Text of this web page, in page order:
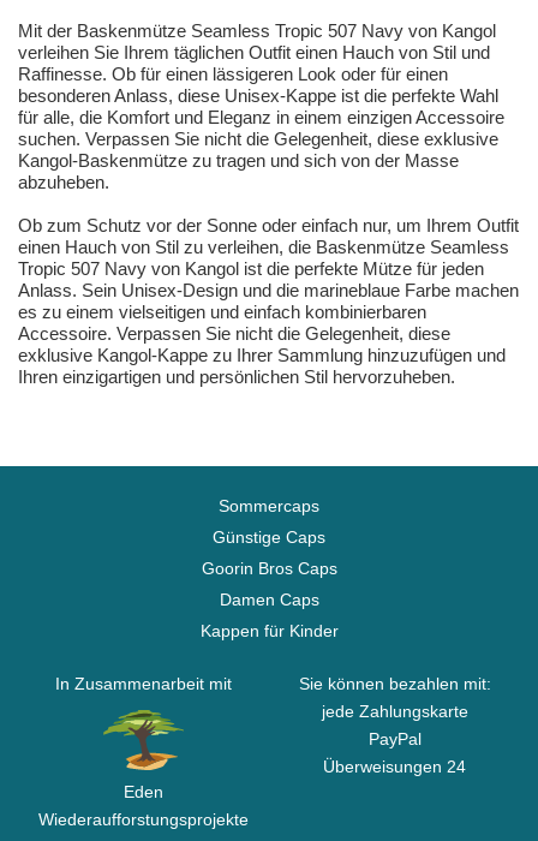
Mit der Baskenmütze Seamless Tropic 507 Navy von Kangol
verleihen Sie Ihrem täglichen Outfit einen Hauch von Stil und
Raffinesse. Ob für einen lässigeren Look oder für einen
besonderen Anlass, diese Unisex-Kappe ist die perfekte Wahl
für alle, die Komfort und Eleganz in einem einzigen Accessoire
suchen. Verpassen Sie nicht die Gelegenheit, diese exklusive
Kangol-Baskenmütze zu tragen und sich von der Masse
abzuheben.
Ob zum Schutz vor der Sonne oder einfach nur, um Ihrem Outfit
einen Hauch von Stil zu verleihen, die Baskenmütze Seamless
Tropic 507 Navy von Kangol ist die perfekte Mütze für jeden
Anlass. Sein Unisex-Design und die marineblaue Farbe machen
es zu einem vielseitigen und einfach kombinierbaren
Accessoire. Verpassen Sie nicht die Gelegenheit, diese
exklusive Kangol-Kappe zu Ihrer Sammlung hinzuzufügen und
Ihren einzigartigen und persönlichen Stil hervorzuheben.
Sommercaps
Günstige Caps
Goorin Bros Caps
Damen Caps
Kappen für Kinder
In Zusammenarbeit mit
Eden
Wiederaufforstungsprojekte
Sie können bezahlen mit:
jede Zahlungskarte
PayPal
Überweisungen 24